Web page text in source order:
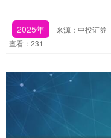
2025年 来源：中投证券
查看：231